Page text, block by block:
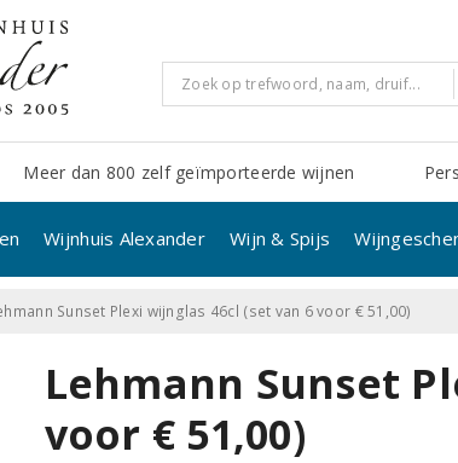
Meer dan 800 zelf geïmporteerde wijnen
Wijnhuis Alexander Wijn & Spijs
Sunset Plexi wijnglas 46cl (set van 6 voor € 51,00)
Lehmann Sunset
voor € 51,00)